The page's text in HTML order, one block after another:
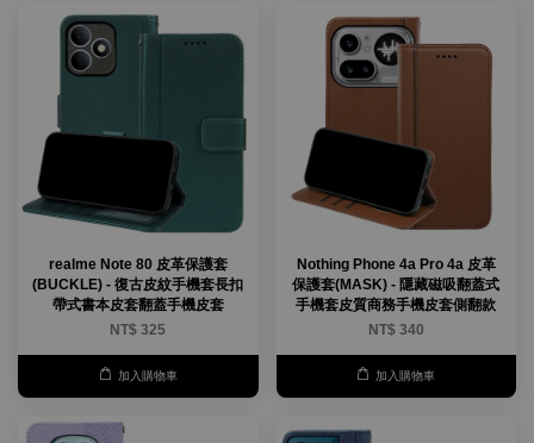
realme Note 80 皮革保護套
(BUCKLE) - 復古皮紋手機套長扣
帶式書本皮套翻蓋手機皮套
NT$ 325
加入購物車
Nothing Phone 4a Pro 4a 皮革
保護套(MASK) - 隱藏磁吸翻蓋式
手機套皮質商務手機皮套側翻款
NT$ 340
加入購物車